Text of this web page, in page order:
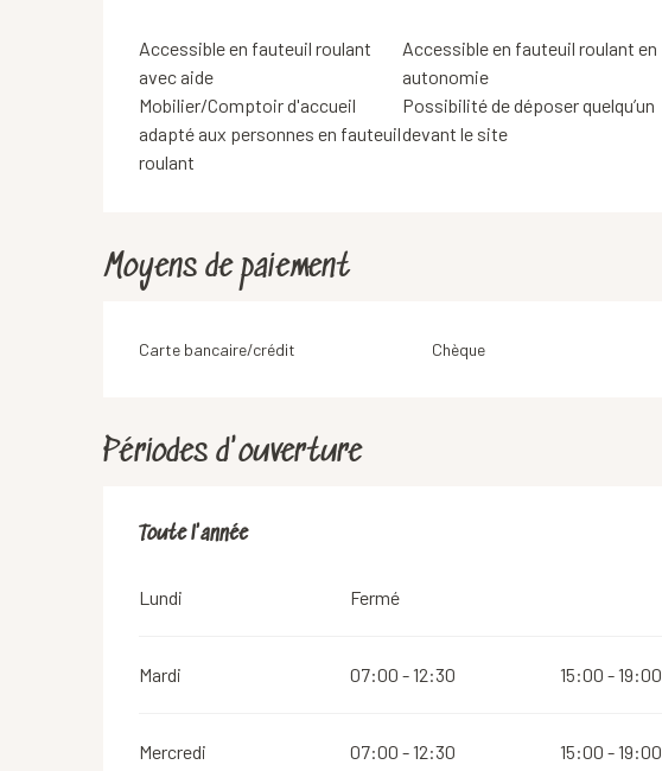
Accessible en fauteuil roulant
avec aide
Accessible en fauteuil roulant en
autonomie
Mobilier/Comptoir d'accueil
adapté aux personnes en fauteuil
roulant
Possibilité de déposer quelqu’un
devant le site
Moyens de paiement
Carte bancaire/crédit Chèque
Périodes d'ouverture
Toute l'année
Toute l'année
Lundi Fermé
Mardi 07:00 - 12:30 15:00 - 19:00
Mercredi 07:00 - 12:30 15:00 - 19:00